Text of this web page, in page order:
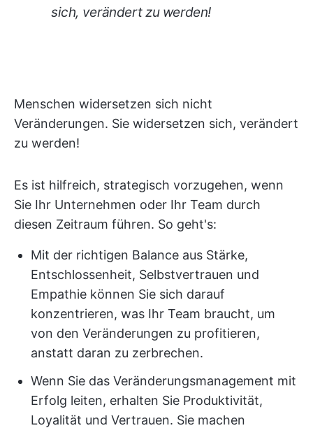
sich, verändert zu werden!
Menschen widersetzen sich nicht
Veränderungen. Sie widersetzen sich, verändert
zu werden!
Es ist hilfreich, strategisch vorzugehen, wenn
Sie Ihr Unternehmen oder Ihr Team durch
diesen Zeitraum führen. So geht's:
Mit der richtigen Balance aus Stärke,
Entschlossenheit, Selbstvertrauen und
Empathie können Sie sich darauf
konzentrieren, was Ihr Team braucht, um
von den Veränderungen zu profitieren,
anstatt daran zu zerbrechen.
Wenn Sie das Veränderungsmanagement mit
Erfolg leiten, erhalten Sie Produktivität,
Loyalität und Vertrauen. Sie machen